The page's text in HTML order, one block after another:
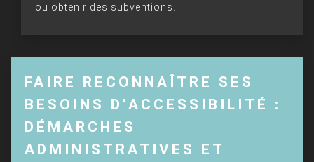
ou obtenir des subventions.
FAIRE RECONNAÎTRE SES
BESOINS D’ACCESSIBILITÉ :
DÉMARCHES
ADMINISTRATIVES ET